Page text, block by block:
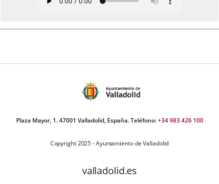
Plaza Mayor, 1. 47001 Valladolid, España. Teléfono:+34 983 426 100
Copyright 2025 - Ayuntamiento de Valladolid
valladolid.es